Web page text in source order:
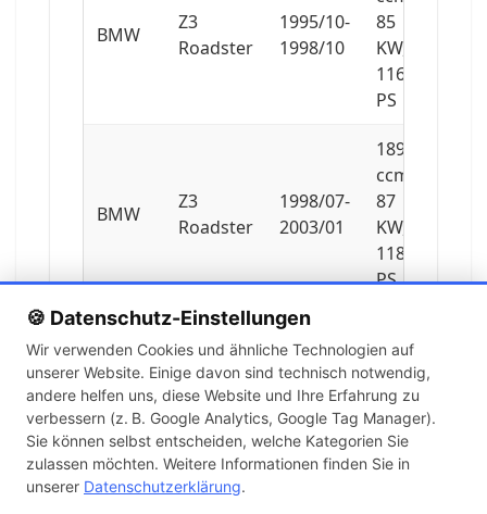
🍪 Datenschutz-Einstellungen
Wir verwenden Cookies und ähnliche Technologien auf
unserer Website. Einige davon sind technisch notwendig,
andere helfen uns, diese Website und Ihre Erfahrung zu
verbessern (z. B. Google Analytics, Google Tag Manager).
Sie können selbst entscheiden, welche Kategorien Sie
zulassen möchten. Weitere Informationen finden Sie in
unserer Datenschutzerklärung.
BMW
Z3
Roadster
1995/10-
1998/10
85
KW,
116
PS
BMW
Z3
Roadster
1998/07-
2003/01
1895
ccm,
87
KW,
118
PS
BMW
Z3
Roadster
1999/01-
2003/01
ccm,
85
KW,
116
PS